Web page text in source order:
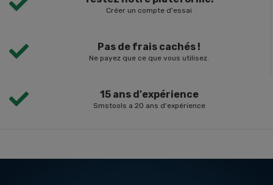
Créer un compte d'essai
Pas de frais cachés !
Ne payez que ce que vous utilisez.
15 ans d'expérience
Smstools a 20 ans d'expérience